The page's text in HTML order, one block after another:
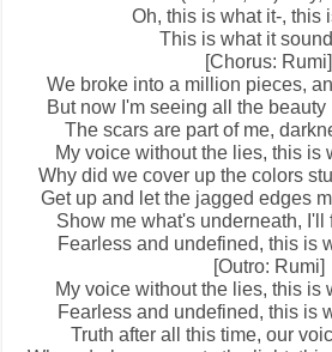
Oh, this is what it-, this
This is what it
[Chorus: Rumi]
We broke into a million pieces,
But now I'm seeing all the
The scars are part of me,
My voice without the lies, this is
Why did we cover up the colors
Get up and let the jagged edges
Show me what's underneath, I'll
Fearless and undefined, this is
[Outro: Rumi]
My voice without the lies, this is
Fearless and undefined, this is
Truth after all this time, our